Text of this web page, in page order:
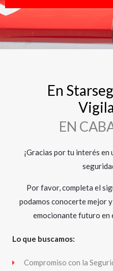
En
EN
¡Gracias por tu interés
Por favor, completa el
podamos conocerte mejor
emocionante futuro en
Lo que buscamos:
Compromiso con la